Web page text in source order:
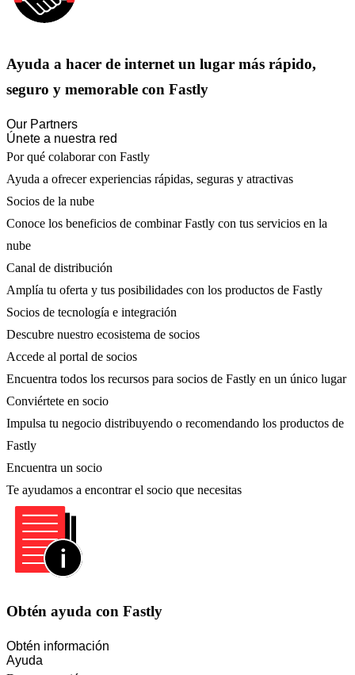
Ayuda a hacer de internet un lugar más rápido,
seguro y memorable con Fastly
Our Partners
Únete a nuestra red
Por qué colaborar con Fastly
Ayuda a ofrecer experiencias rápidas, seguras y atractivas
Socios de la nube
Conoce los beneficios de combinar Fastly con tus servicios en la
nube
Canal de distribución
Amplía tu oferta y tus posibilidades con los productos de Fastly
Socios de tecnología e integración
Descubre nuestro ecosistema de socios
Accede al portal de socios
Encuentra todos los recursos para socios de Fastly en un único lugar
Conviértete en socio
Impulsa tu negocio distribuyendo o recomendando los productos de
Fastly
Encuentra un socio
Te ayudamos a encontrar el socio que necesitas
Obtén ayuda con Fastly
Obtén información
Ayuda